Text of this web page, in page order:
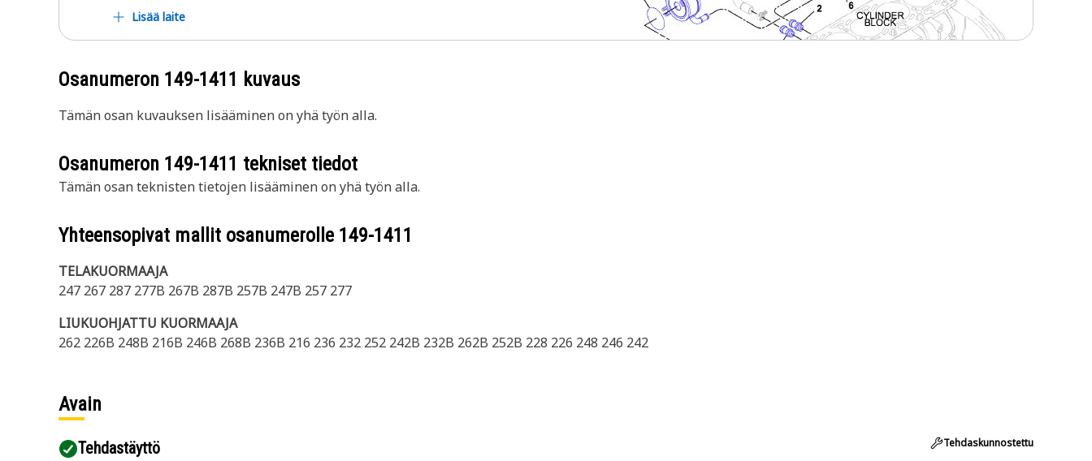
Lisää laite
Osanumeron 149-1411 kuvaus
Tämän osan kuvauksen lisääminen on yhä työn alla.
Osanumeron 149-1411 tekniset tiedot
Tämän osan teknisten tietojen lisääminen on yhä työn alla.
Yhteensopivat mallit osanumerolle 149-1411
TELAKUORMAAJA
247 267 287 277B 267B 287B 257B 247B 257 277
LIUKUOHJATTU KUORMAAJA
262 226B 248B 216B 246B 268B 236B 216 236 232 252 242B 232B 262B 252B 228 226 248 246 242
Avain
Tehdastäyttö
Tehdaskunnostettu